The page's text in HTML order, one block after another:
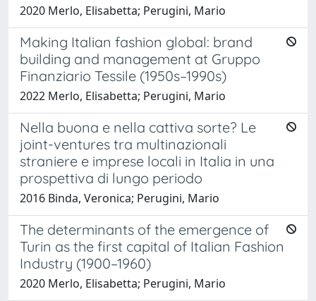
2020 Merlo, Elisabetta; Perugini, Mario
Making Italian fashion global: brand
building and management at Gruppo
Finanziario Tessile (1950s–1990s)
2022 Merlo, Elisabetta; Perugini, Mario
Nella buona e nella cattiva sorte? Le
joint-ventures tra multinazionali
straniere e imprese locali in Italia in una
prospettiva di lungo periodo
2016 Binda, Veronica; Perugini, Mario
The determinants of the emergence of
Turin as the first capital of Italian Fashion
Industry (1900–1960)
2020 Merlo, Elisabetta; Perugini, Mario